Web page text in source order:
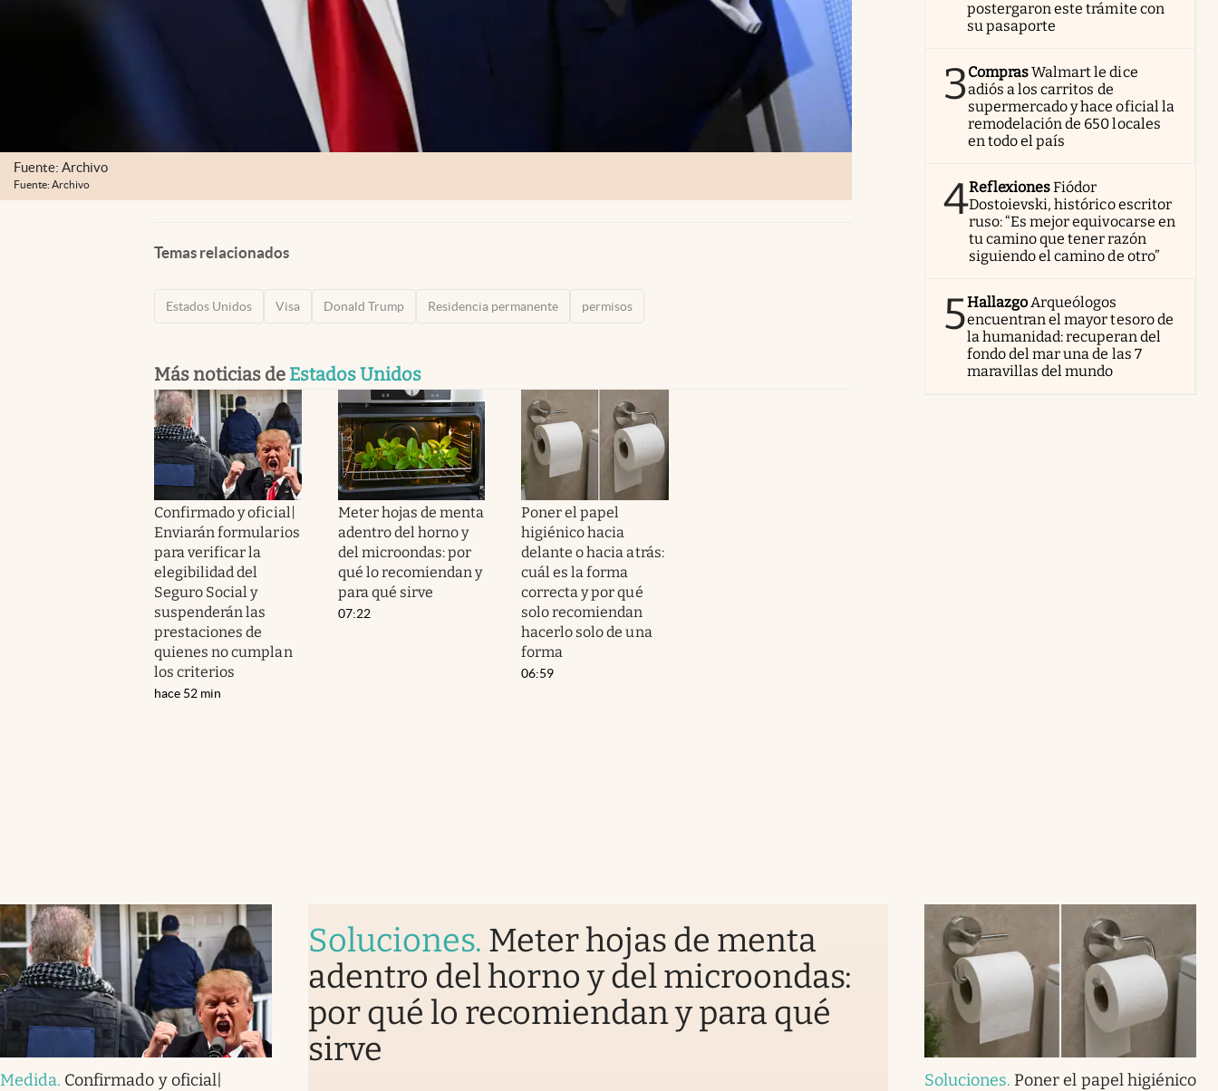
Fuente: Archivo
Fuente: Archivo
Temas relacionados
Estados Unidos Visa Donald Trump Residencia permanente permisos
Más noticias de Estados Unidos
Confirmado y oficial|
Enviarán formularios
para verificar la
elegibilidad del
Seguro Social y
suspenderán las
prestaciones de
quienes no cumplan
los criterios
hace 52 min
Meter hojas de menta
adentro del horno y
del microondas: por
qué lo recomiendan y
para qué sirve
07:22
Poner el papel
higiénico hacia
delante o hacia atrás:
cuál es la forma
correcta y por qué
solo recomiendan
hacerlo solo de una
forma
06:59
postergaron este trámite con
su pasaporte
3ComprasWalmart le dice
adiós a los carritos de
supermercado y hace oficial la
remodelación de 650 locales
en todo el país
4ReflexionesFiódor
Dostoievski, histórico escritor
ruso: “Es mejor equivocarse en
tu camino que tener razón
siguiendo el camino de otro”
5HallazgoArqueólogos
encuentran el mayor tesoro de
la humanidad: recuperan del
fondo del mar una de las 7
maravillas del mundo
Medida. Confirmado y oficial|
Soluciones. Meter hojas de menta
adentro del horno y del microondas:
por qué lo recomiendan y para qué
sirve
Soluciones. Poner el papel higiénico